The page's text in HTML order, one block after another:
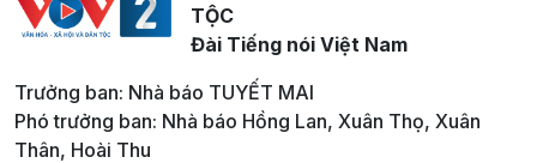
TỘC
Đài Tiếng nói Việt Nam
Trưởng ban: Nhà báo TUYẾT MAI
Phó trưởng ban: Nhà báo Hồng Lan, Xuân Thọ, Xuân
Thân, Hoài Thu